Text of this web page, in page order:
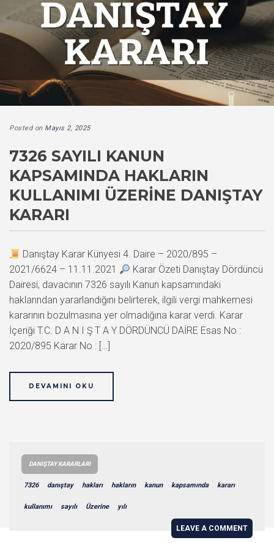
Posted on Mayıs 2, 2025
7326 SAYILI KANUN
KAPSAMINDA HAKLARIN
KULLANIMI ÜZERINE DANIŞTAY
KARARI
Danıştay Karar Künyesi 4. Daire – 2020/895 –
2021/6624 – 11.11.2021
Karar Özeti Danıştay Dördüncü
Dairesi, davacının 7326 sayılı Kanun kapsamındaki
haklarından yararlandığını belirterek, ilgili vergi mahkemesi
kararının bozulmasına yer olmadığına karar verdi. Karar
İçeriği T.C. D A N I Ş T A Y DÖRDÜNCÜ DAİRE Esas No :
2020/895 Karar No : […]
DEVAMINI OKU
DANIŞTAY KARARLARI
7326 danıştay hakları hakların kanun kapsamında kararı
kullanımı sayılı Üzerine yılı
LEAVE A COMMENT